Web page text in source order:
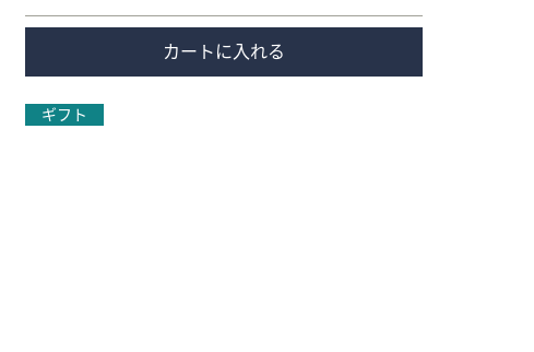
カートに入れる
ギフト